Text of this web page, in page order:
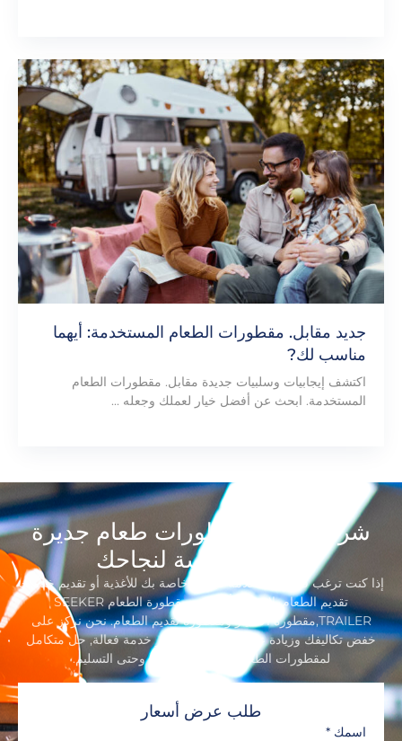
جديد مقابل. مقطورات الطعام المستخدمة: أيهما
مناسب لك?
اكتشف إيجابيات وسلبيات جديدة مقابل. مقطورات الطعام
المستخدمة. ابحث عن أفضل خيار لعملك وجعله ...
شركة تصنيع مقطورات طعام جديرة
بالثقة, مكرسة لنجاحك
إذا كنت ترغب في إنشاء علامة تجارية خاصة بك للأغذية أو تقديم خدمات
تقديم الطعام, لا تذهب أبعد من مقطورة الطعام SEEKER
TRAILER,مقطورة الامتياز ومقطورة تقديم الطعام. نحن نركز على
خفض تكاليفك وزيادة عائدك من خلال توفير خدمة فعالة, حل متكامل
لمقطورات الطعام بدءًا من التصميم وحتى التسليم.
طلب عرض أسعار
اسمك *